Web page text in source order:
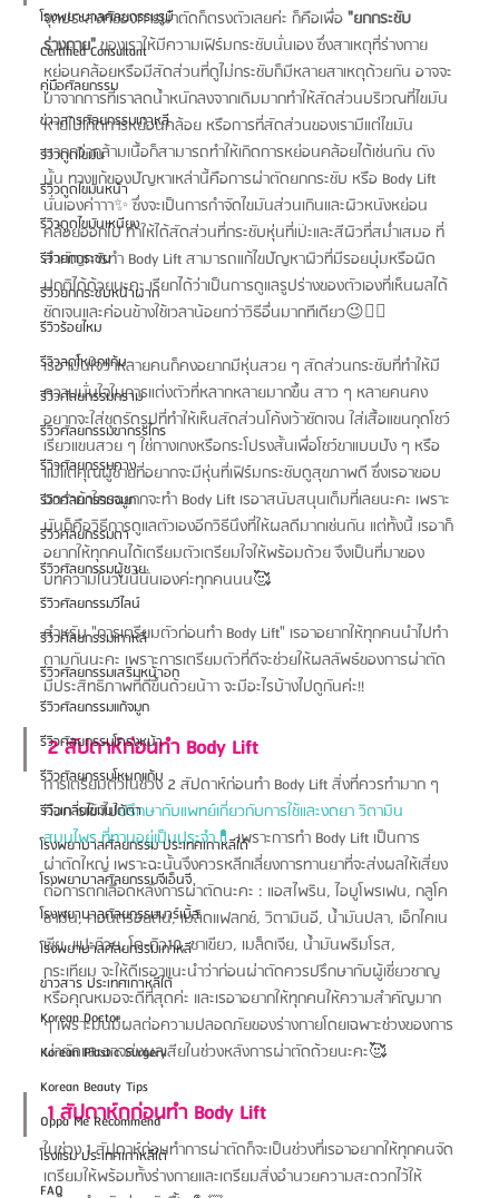
โรงพยาบาลศัลยกรรมรูบี
Certified Consultant
คู่มือศัลยกรรม
ข่าวสารศัลยกรรมเกาหลี
รีวิวดูดไขมัน
รีวิวดูดไขมันหน้า
รีวิวดูดไขมันเหนียง
รีวิวยกกระชับ
รีวิวยกกระชับหน้าผาก
รีวิวร้อยไหม
รีวิวลดโหนกแก้ม
รีวิวศัลยกรรมกราม
รีวิวศัลยกรรมขากรรไกร
รีวิวศัลยกรรมคาง
รีวิวศัลยกรรมจมูก
รีวิวศัลยกรรมตา
รีวิวศัลยกรรมผู้ชาย
รีวิวศัลยกรรมวีไลน์
รีวิวศัลยกรรมเกาหลี
รีวิวศัลยกรรมเสริมหน้าอก
รีวิวศัลยกรรมแก้จมูก
รีวิวศัลยกรรมโครงหน้า
รีวิวศัลยกรรมโหนกแก้ม
รีวิวเกลี่ยไขมันใต้ตา
โรงพยาบาลศัลยกรรม ประเทศเกาหลีใต้
โรงพยาบาลศัลยกรรมจีเอ็นจี
โรงพยาบาลศัลยกรรมมาร์เบิ้ล
โรงพยาบาลศัลยกรรมเกาหลี
ข่าวสาร ประเทศเกาหลีใต้
Korean Doctor
Korean Plastic Surgery
Korean Beauty Tips
Oppa Me Recommend
โรงแรม ประเทศเกาหลีใต้
FAQ
จุดประสงค์ของการผ่าตัดก็ตรงตัวเลยค่ะ ก็คือเพื่อ "ยกกระชับ
ร่างกาย" ของเราให้มีความเฟิร์มกระชับนั่นเอง ซึ่งสาเหตุที่ร่างกาย
หย่อนคล้อยหรือมีสัดส่วนที่ดูไม่กระชับก็มีหลายสาเหตุด้วยกัน อาจจะ
มาจากการที่เราลดน้ำหนักลงจากเดิมมากทำให้สัดส่วนบริเวณที่ไขมัน
หายไปเกิดการหย่อนคล้อย หรือการที่สัดส่วนของเรามีแต่ไขมัน
มากกว่ากล้ามเนื้อก็สามารถทำให้เกิดการหย่อนคล้อยได้เช่นกัน ดัง
นั้น ทางแก้ของปัญหาเหล่านี้คือการผ่าตัดยกกระชับ หรือ Body Lift
นั่นเองค่าาา✨ ซึ่งจะเป็นการกำจัดไขมันส่วนเกินและผิวหนังหย่อน
คล้อยออกไป ทำให้ได้สัดส่วนที่กระชับหุ่นที่เป๊ะและสีผิวที่สม่ำเสมอ ที่
สำคัญการทำ Body Lift สามารถแก้ไขปัญหาผิวที่มีรอยบุ๋มหรือผิด
ปกติได้ด้วยนะคะ เรียกได้ว่าเป็นการดูแลรูปร่างของตัวเองที่เห็นผลได้
ชัดเจนและค่อนข้างใช้เวลาน้อยกว่าวิธีอื่นมากทีเดียว😉👌🏻
เรอามั่นใจว่าหลายคนก็คงอยากมีหุ่นสวย ๆ สัดส่วนกระชับที่ทำให้มี
ความมั่นใจในการแต่งตัวที่หลากหลายมากขึ้น สาว ๆ หลายคนคง
อยากจะใส่ชุดรัดรูปที่ทำให้เห็นสัดส่วนโค้งเว้าชัดเจน ใส่เสื้อแขนกุดโชว์
เรียวแขนสวย ๆ ใช่กางเกงหรือกระโปรงสั้นเพื่อโชว์ขาแบบปัง ๆ หรือ
แม้แต่คุณผู้ชายที่อยากจะมีหุ่นที่เฟิร์มกระชับดูสุขภาพดี ซึ่งเรอาขอบ
อกว่าถ้าใครอยากจะทำ Body Lift เรอาสนับสนุนเต็มที่เลยนะคะ เพราะ
มันก็คือวิธีการดูแลตัวเองอีกวิธีนึงที่ให้ผลดีมากเช่นกัน แต่ทั้งนี้ เรอาก็
อยากให้ทุกคนได้เตรียมตัวเตรียมใจให้พร้อมด้วย จึงเป็นที่มาของ
บทความในวันนี้นั่นเองค่ะทุกคนนน🥰
สำหรับ "การเตรียมตัวก่อนทำ Body Lift" เรอาอยากให้ทุกคนนำไปทำ
ตามกันนะคะ เพราะการเตรียมตัวที่ดีจะช่วยให้ผลลัพธ์ของการผ่าตัด
มีประสิทธิภาพที่ดีขึ้นด้วยน้าา จะมีอะไรบ้างไปดูกันค่ะ!!
2 สัปดาห์ก่อนทำ Body Lift
การเตรียมตัวในช่วง 2 สัปดาห์ก่อนทำ Body Lift สิ่งที่ควรทำมาก ๆ
คือการเข้าไปปรึกษากับแพทย์เกี่ยวกับการใช้และงดยา วิตามิน
สมุนไพร ที่ทานอยู่เป็นประจำ💊 เพราะการทำ Body Lift เป็นการ
ผ่าตัดใหญ่ เพราะฉะนั้นจึงควรหลีกเลี่ยงการทานยาที่จะส่งผลให้เสี่ยง
ต่อการตกเลือดหลังการผ่าตัดนะคะ : แอสไพริน, ไอบูโพรเฟน, กลูโค
ซามีน, คอนดรอยติน, เมล็ดแฟลกซ์, วิตามินอี, น้ำมันปลา, เอ็กไคเน
เซีย, แปะก๊วย, โค-คิว10, ชาเขียว, เมล็ดเจีย, น้ำมันพริมโรส,
กระเทียม จะให้ดีเรอาแนะนำว่าก่อนผ่าตัดควรปรึกษากับผู้เชี่ยวชาญ
หรือคุณหมอจะดีที่สุดค่ะ และเรอาอยากให้ทุกคนให้ความสำคัญมาก
ๆ เพราะมันมีผลต่อความปลอดภัยของร่างกายโดยเฉพาะช่วงของการ
ผ่าตัดและอาจส่งผลเสียในช่วงหลังการผ่าตัดด้วยนะคะ🥰
1 สัปดาห์กก่อนทำ Body Lift
ในช่วง 1 สัปดาห์ก่อนทำการผ่าตัดก็จะเป็นช่วงที่เรอาอยากให้ทุกคนจัด
เตรียมให้พร้อมทั้งร่างกายและเตรียมสิ่งอำนวยความสะดวกไว้ให้